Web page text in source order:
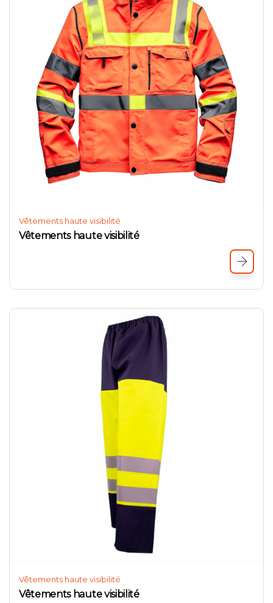
Vêtements haute visibilité
Vêtements haute visibilité
Vêtements haute visibilité
Vêtements haute visibilité